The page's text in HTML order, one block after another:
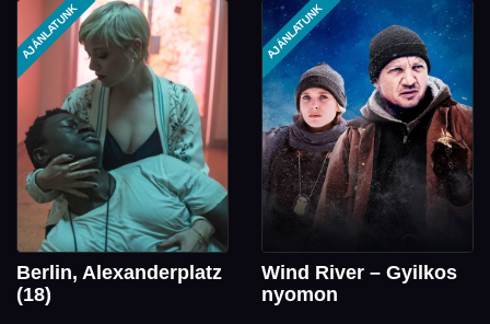
AJÁNLATUNK
Berlin, Alexanderplatz
(18)
AJÁNLATUNK
Wind River – Gyilkos
nyomon